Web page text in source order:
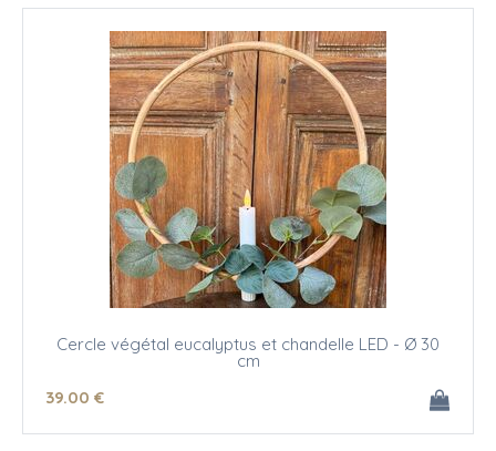
Cercle végétal eucalyptus et chandelle LED - Ø 30
cm
39.00 €